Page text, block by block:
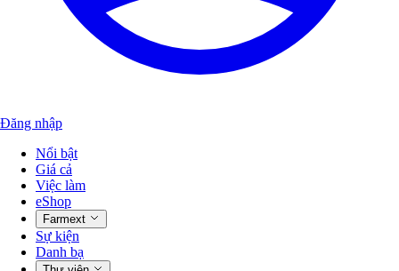
Đăng nhập
Nổi bật
Giá cả
Việc làm
eShop
Farmext
Sự kiện
Danh bạ